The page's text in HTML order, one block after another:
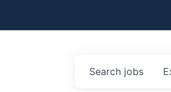
Search jobs